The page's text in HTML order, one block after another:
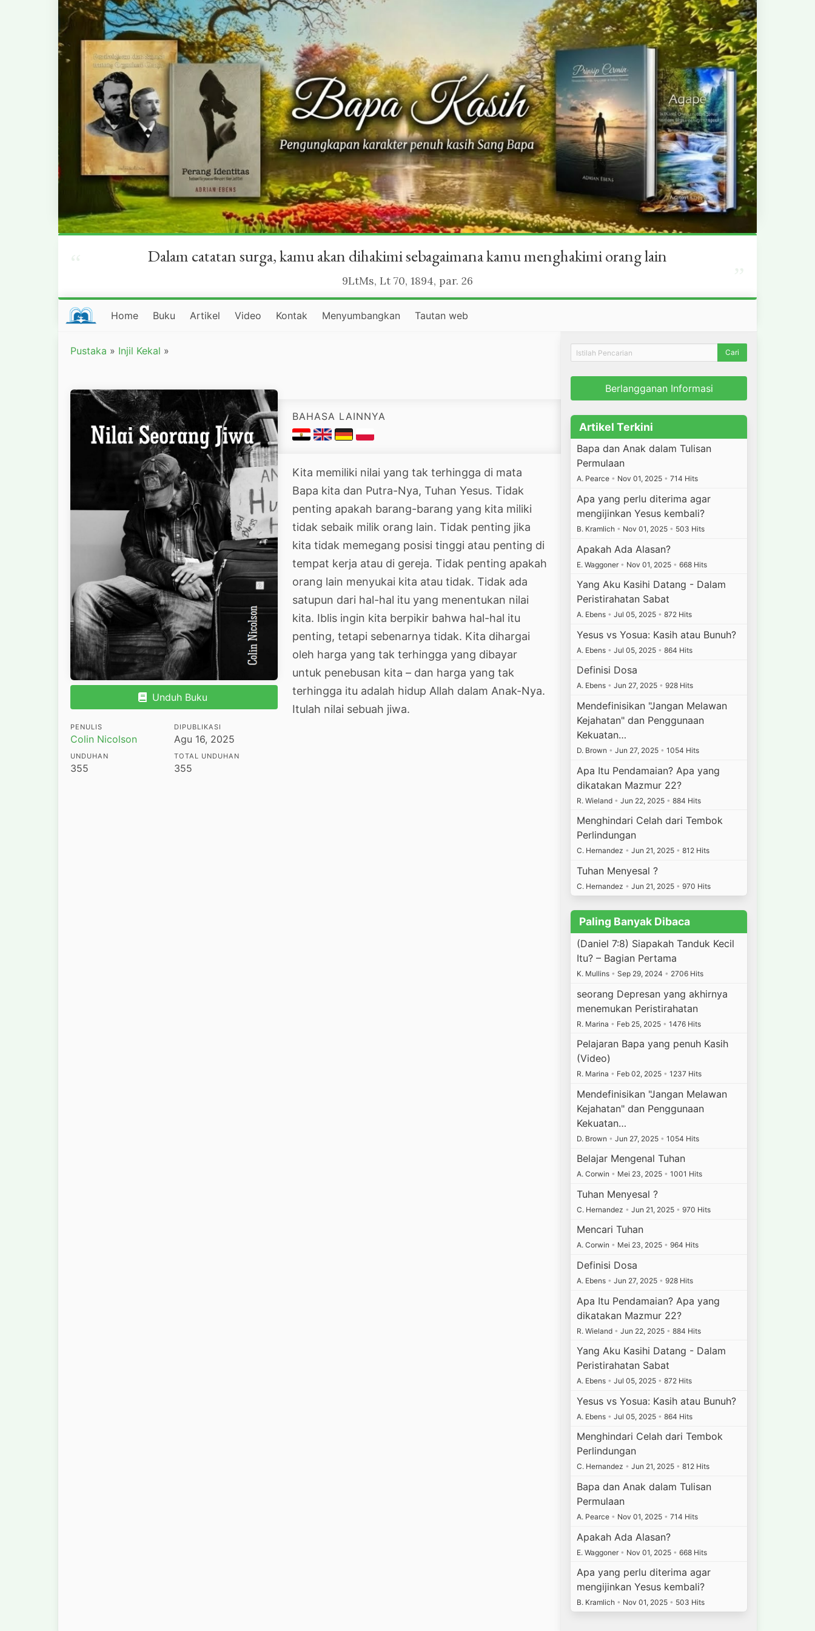
Dalam catatan surga, kamu akan dihakimi sebagaimana kamu menghakimi orang lain
9LtMs, Lt 70, 1894, par. 26
Home Buku Artikel Video Kontak Menyumbangkan Tautan web
Pustaka » Injil Kekal »
Unduh Buku
PENULIS
Colin Nicolson
DIPUBLIKASI
Agu 16, 2025
UNDUHAN
355
TOTAL UNDUHAN
355
BAHASA LAINNYA
Kita memiliki nilai yang tak terhingga di mata
Bapa kita dan Putra-Nya, Tuhan Yesus. Tidak
penting apakah barang-barang yang kita miliki
tidak sebaik milik orang lain. Tidak penting jika
kita tidak memegang posisi tinggi atau penting di
tempat kerja atau di gereja. Tidak penting apakah
orang lain menyukai kita atau tidak. Tidak ada
satupun dari hal-hal itu yang menentukan nilai
kita. Iblis ingin kita berpikir bahwa hal-hal itu
penting, tetapi sebenarnya tidak. Kita dihargai
oleh harga yang tak terhingga yang dibayar
untuk penebusan kita – dan harga yang tak
terhingga itu adalah hidup Allah dalam Anak-Nya.
Itulah nilai sebuah jiwa.
Berlangganan Informasi
Artikel Terkini
Bapa dan Anak dalam Tulisan
Permulaan
A. Pearce • Nov 01, 2025 • 714 Hits
Apa yang perlu diterima agar
mengijinkan Yesus kembali?
B. Kramlich • Nov 01, 2025 • 503 Hits
Apakah Ada Alasan?
E. Waggoner • Nov 01, 2025 • 668 Hits
Yang Aku Kasihi Datang - Dalam
Peristirahatan Sabat
A. Ebens • Jul 05, 2025 • 872 Hits
Yesus vs Yosua: Kasih atau Bunuh?
A. Ebens • Jul 05, 2025 • 864 Hits
Definisi Dosa
A. Ebens • Jun 27, 2025 • 928 Hits
Mendefinisikan "Jangan Melawan
Kejahatan" dan Penggunaan
Kekuatan…
D. Brown • Jun 27, 2025 • 1054 Hits
Apa Itu Pendamaian? Apa yang
dikatakan Mazmur 22?
R. Wieland • Jun 22, 2025 • 884 Hits
Menghindari Celah dari Tembok
Perlindungan
C. Hernandez • Jun 21, 2025 • 812 Hits
Tuhan Menyesal ?
C. Hernandez • Jun 21, 2025 • 970 Hits
Paling Banyak Dibaca
(Daniel 7:8) Siapakah Tanduk Kecil
Itu? – Bagian Pertama
K. Mullins • Sep 29, 2024 • 2706 Hits
seorang Depresan yang akhirnya
menemukan Peristirahatan
R. Marina • Feb 25, 2025 • 1476 Hits
Pelajaran Bapa yang penuh Kasih
(Video)
R. Marina • Feb 02, 2025 • 1237 Hits
Mendefinisikan "Jangan Melawan
Kejahatan" dan Penggunaan
Kekuatan…
D. Brown • Jun 27, 2025 • 1054 Hits
Belajar Mengenal Tuhan
A. Corwin • Mei 23, 2025 • 1001 Hits
Tuhan Menyesal ?
C. Hernandez • Jun 21, 2025 • 970 Hits
Mencari Tuhan
A. Corwin • Mei 23, 2025 • 964 Hits
Definisi Dosa
A. Ebens • Jun 27, 2025 • 928 Hits
Apa Itu Pendamaian? Apa yang
dikatakan Mazmur 22?
R. Wieland • Jun 22, 2025 • 884 Hits
Yang Aku Kasihi Datang - Dalam
Peristirahatan Sabat
A. Ebens • Jul 05, 2025 • 872 Hits
Yesus vs Yosua: Kasih atau Bunuh?
A. Ebens • Jul 05, 2025 • 864 Hits
Menghindari Celah dari Tembok
Perlindungan
C. Hernandez • Jun 21, 2025 • 812 Hits
Bapa dan Anak dalam Tulisan
Permulaan
A. Pearce • Nov 01, 2025 • 714 Hits
Apakah Ada Alasan?
E. Waggoner • Nov 01, 2025 • 668 Hits
Apa yang perlu diterima agar
mengijinkan Yesus kembali?
B. Kramlich • Nov 01, 2025 • 503 Hits